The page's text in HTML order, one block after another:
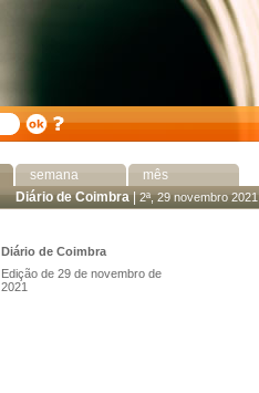
semana
mês
Diário de Coimbra|2ª, 29 novembro 2021
Diário de Coimbra
Edição de 29 de novembro de
2021